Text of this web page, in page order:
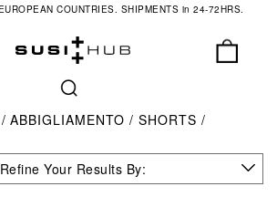
COUNTRIES. SHIPMENTS in 24-72HRS.
ABBIGLIAMENTO SHORTS
Refine Your Results By: